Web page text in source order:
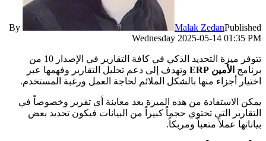
By Malak ZedanPublished
Wednesday 2025-05-14 01:35 PM
تتوفر ميزة التحديد الذكي في كافة التقارير في الإصدار 10 من
برنامج الأمين ERP
وتهدف إلى دعم تحليل التقارير وفهمها عبر
اختيار أجزاء منها بالشكل الملائم لحاجة العمل ورغبة المستخدم.
يمكن الاستفادة من هذه الميزة بعد معاينة أي تقرير وخصوصاً في
التقارير التي تحتوي حجماً كبيراً من البيانات فيكون تحديد بعض
بياناتها عملاً متعباً ومربكاً.